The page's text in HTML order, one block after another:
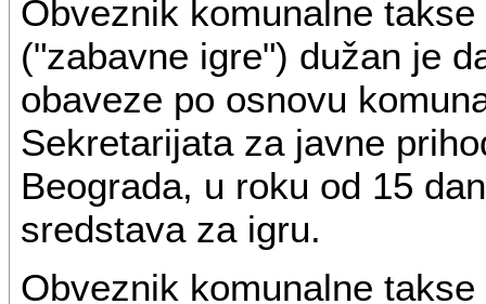
Obveznik komunalne
("zabavne igre") dužan je
obaveze po osnovu
Sekretarijata za javne
Beograda, u roku od 15
sredstava za igru.
Obveznik komunalne